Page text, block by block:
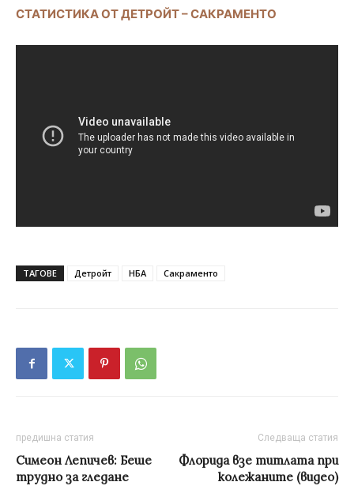
СТАТИСТИКА ОТ ДЕТРОЙТ – САКРАМЕНТО
ТАГОВЕ Детройт НБА Сакраменто
предишна статия
Симеон Лепичев: Беше
трудно за гледане
Следваща статия
Флорида взе титлата при
колежаните (видео)